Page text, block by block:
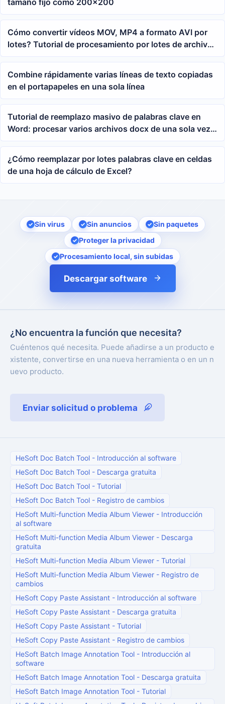
tamaño fijo como 200×200
Cómo convertir vídeos MOV, MP4 a formato AVI por
lotes? Tutorial de procesamiento por lotes de archivos
de oficina
Combine rápidamente varias líneas de texto copiadas
en el portapapeles en una sola línea
Tutorial de reemplazo masivo de palabras clave en
Word: procesar varios archivos docx de una sola vez
con fórmulas de comodines de expresiones regulares
¿Cómo reemplazar por lotes palabras clave en celdas
de una hoja de cálculo de Excel?
Sin virus Sin anuncios
Sin paquetes
Proteger la privacidad
Procesamiento local, sin subidas
Descargar software
¿No encuentra la función que necesita?
Cuéntenos qué necesita. Puede añadirse a un producto e
xistente, convertirse en una nueva herramienta o en un n
uevo producto.
Enviar solicitud o problema
HeSoft Doc Batch Tool - Introducción al software
HeSoft Doc Batch Tool - Descarga gratuita
HeSoft Doc Batch Tool - Tutorial
HeSoft Doc Batch Tool - Registro de cambios
HeSoft Multi-function Media Album Viewer - Introducción
al software
HeSoft Multi-function Media Album Viewer - Descarga
gratuita
HeSoft Multi-function Media Album Viewer - Tutorial
HeSoft Multi-function Media Album Viewer - Registro de
cambios
HeSoft Copy Paste Assistant - Introducción al software
HeSoft Copy Paste Assistant - Descarga gratuita
HeSoft Copy Paste Assistant - Tutorial
HeSoft Copy Paste Assistant - Registro de cambios
HeSoft Batch Image Annotation Tool - Introducción al
software
HeSoft Batch Image Annotation Tool - Descarga gratuita
HeSoft Batch Image Annotation Tool - Tutorial